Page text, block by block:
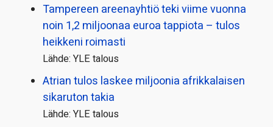
Tampereen areenayhtiö teki viime vuonna
noin 1,2 miljoonaa euroa tappiota – tulos
heikkeni roimasti
Lähde: YLE talous
Atrian tulos laskee miljoonia afrikkalaisen
sikaruton takia
Lähde: YLE talous